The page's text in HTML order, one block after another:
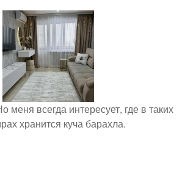
меня всегда интересует, где в таких
хранится куча барахла.